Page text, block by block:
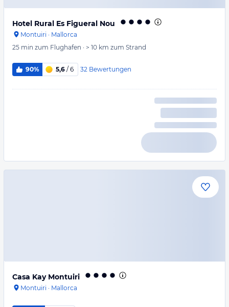
Hotel Rural Es Figueral Nou
Montuiri · Mallorca
25 min zum Flughafen · > 10 km zum Strand
90% 5,6 / 6 32 Bewertungen
Casa Kay Montuiri
Montuiri · Mallorca